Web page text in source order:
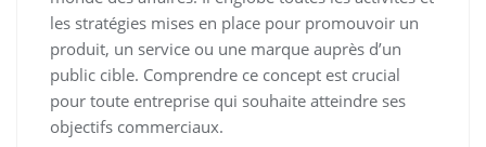
les stratégies mises en place pour promouvoir un
produit, un service ou une marque auprès d’un
public cible. Comprendre ce concept est crucial
pour toute entreprise qui souhaite atteindre ses
objectifs commerciaux.